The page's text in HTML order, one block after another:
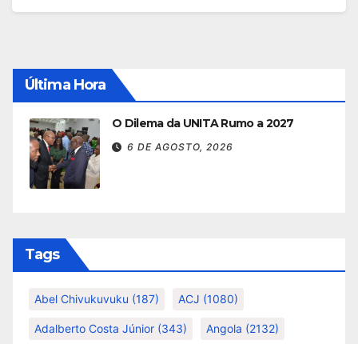
Última Hora
O Dilema da UNITA Rumo a 2027
6 DE AGOSTO, 2026
Tags
Abel Chivukuvuku (187) ACJ (1080)
Adalberto Costa Júnior (343) Angola (2132)